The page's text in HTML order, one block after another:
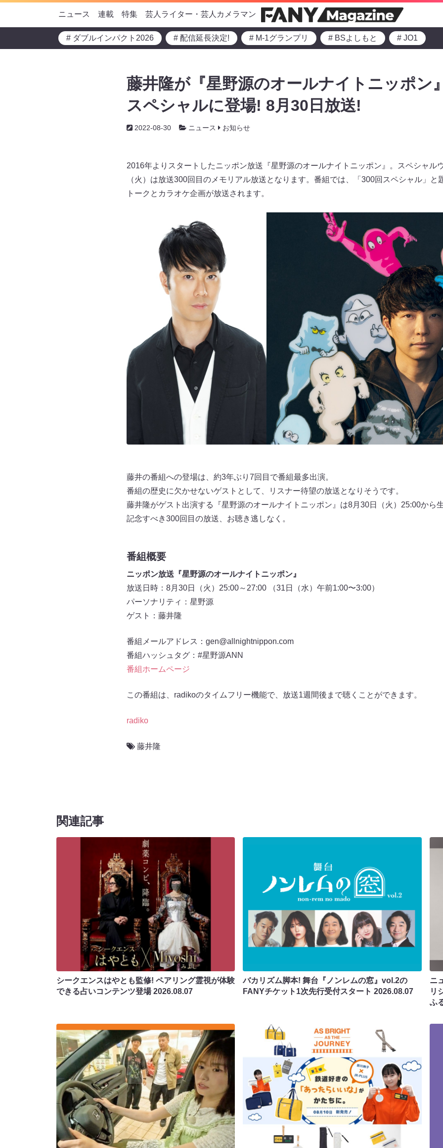
ニュース 連載 特集 芸人ライター・芸人カメラマン
# ダブルインパクト2026 # 配信延長決定! # M-1グランプリ # BSよしもと # JO1
藤井隆が『星野源のオールナイトニッポン
スペシャルに登場! 8月30日放送!
2022-08-30 ニュース お知らせ
2016年よりスタートしたニッポン放送『星野源のオールナイトニッポン』。スペシャル
（火）は放送300回目のメモリアル放送となります。番組では、「300回スペシャル」と
トークとカラオケ企画が放送されます。
藤井の番組への登場は、約3年ぶり7回目で番組最多出演。
番組の歴史に欠かせないゲストとして、リスナー待望の放送となりそうです。
藤井隆がゲスト出演する『星野源のオールナイトニッポン』は8月30日（火）25:00から
記念すべき300回目の放送、お聴き逃しなく。
番組概要
ニッポン放送『星野源のオールナイトニッポン』
放送日時：8月30日（火）25:00～27:00 （31日（水）午前1:00〜3:00）
パーソナリティ：星野源
ゲスト：藤井隆
番組メールアドレス：gen@allnightnippon.com
番組ハッシュタグ：#星野源ANN
番組ホームページ
この番組は、radikoのタイムフリー機能で、放送1週間後まで聴くことができます。
radiko
藤井隆
関連記事
シークエンスはやとも監修! ペアリング霊視が体験
できる占いコンテンツ登場2026.08.07
バカリズム脚本! 舞台『ノンレムの窓』vol.2の
FANYチケット1次先行受付スタート2026.08.07
ニ
リ
ふ